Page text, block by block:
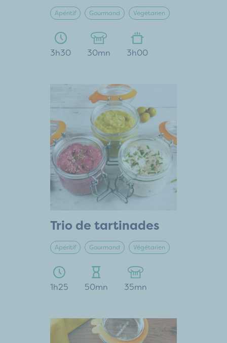
Apéritif Gourmand Végétarien
3h30 30mn 3h00
Trio de tartinades
Apéritif Gourmand Végétarien
1h25 50mn 35mn